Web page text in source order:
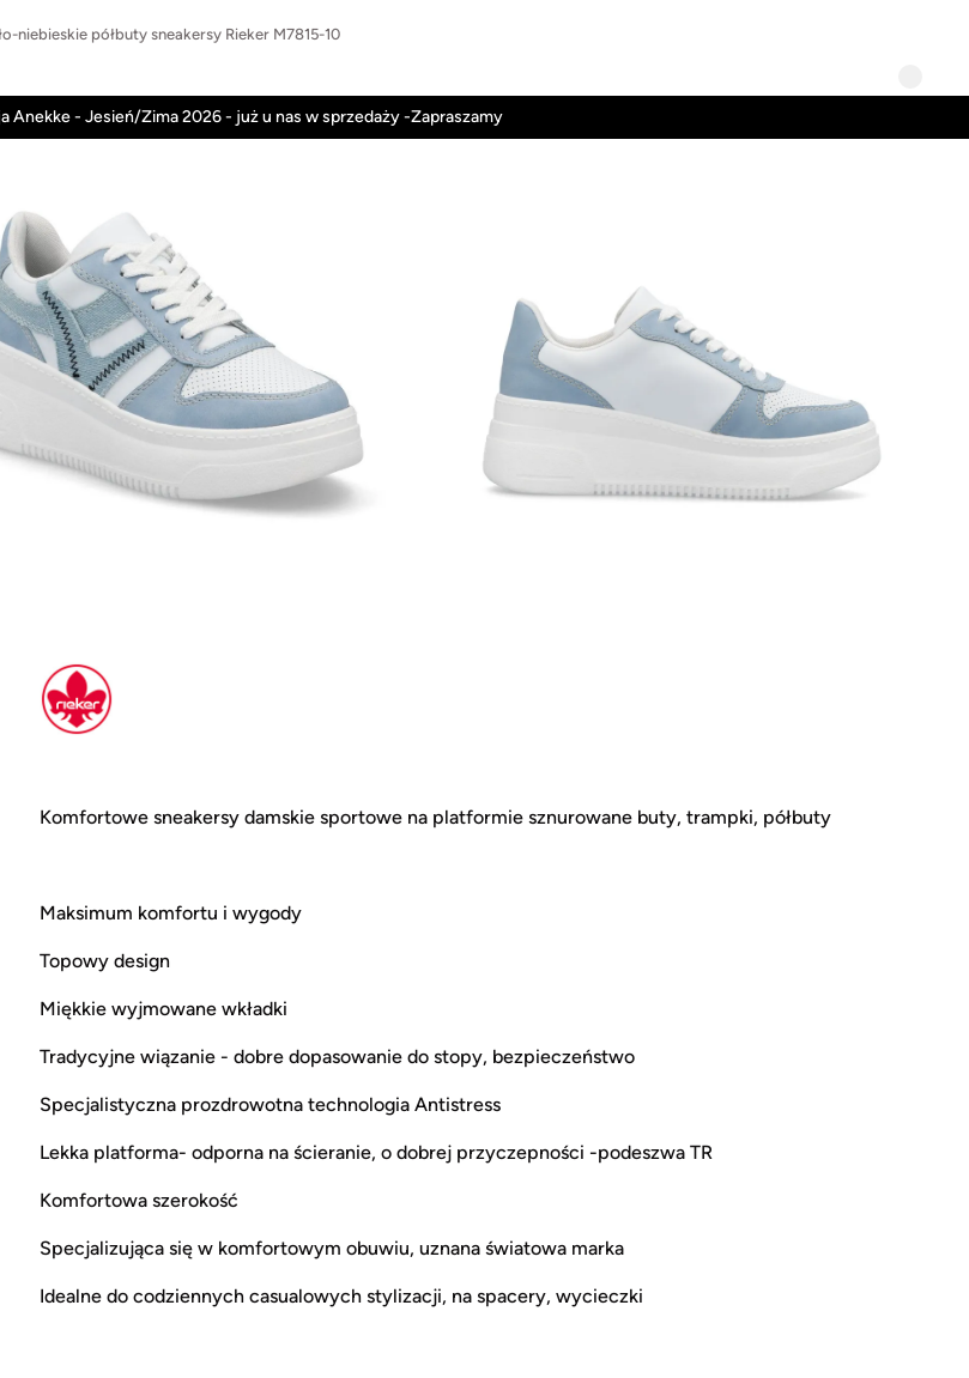
Anekke - Jesień/Zima 2026 - już u nas w sprzedaży -Zapraszamy
niebieskie półbuty sneakersy Rieker M7815-10
Komfortowe sneakersy damskie sportowe na platformie sznurowane buty, trampki, półbuty
Maksimum komfortu i wygody
Topowy design
Miękkie wyjmowane wkładki
Tradycyjne wiązanie - dobre dopasowanie do stopy, bezpieczeństwo
Specjalistyczna prozdrowotna technologia Antistress
Lekka platforma- odporna na ścieranie, o dobrej przyczepności -podeszwa TR
Komfortowa szerokość
Specjalizująca się w komfortowym obuwiu, uznana światowa marka
Idealne do codziennych casualowych stylizacji, na spacery, wycieczki